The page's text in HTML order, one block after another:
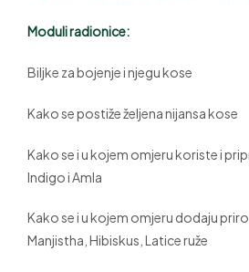
Moduli radionice:
Biljke za bojenje i njegu kose
Kako se postiže željena nijansa kose
Kako se i u kojem omjeru koriste i
Indigo i Amla
Kako se i u kojem omjeru dodaju
Manjistha, Hibiskus, Latice ruže